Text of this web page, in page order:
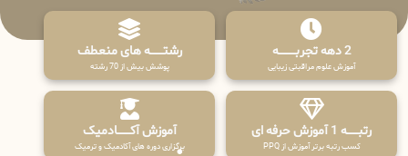
2 دهه تجربـــــــــه
آموزش علوم مراقبتی زیبایی
رشتـــــــه های منعطف
پوشش بیش از 70 رشته
رتبــــــه 1 آموزش حرفه ای
کسب رتبه برتر آموزش از PPQ
آموزش آکـــــــادمیک
برگزاری دوره های آکادمیک و ترمیک